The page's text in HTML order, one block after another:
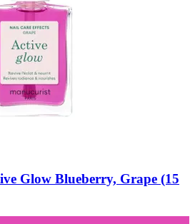
Glow Blueberry, Grape (15